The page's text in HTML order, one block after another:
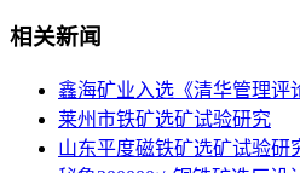
相关新闻
鑫海矿业入选《清华管理评
莱州市铁矿选矿试验研究
山东平度磁铁矿选矿试验研